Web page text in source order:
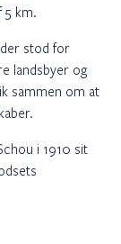
5 km.
stod for
landsbyer og
sammen om at
i 1910 sit